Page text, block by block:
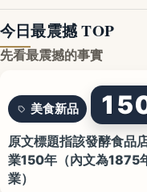
今日最震撼 TOP
先看最震撼的事實
美食新品
原文標題指該發酵食品
業150年（內文為1875
業）